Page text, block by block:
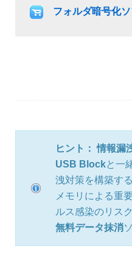
フォルダ暗号化
ヒント： 情報漏
USB Blockと一
洩対策を構築す
メモリによる重
ルス感染のリス
無料データ抹消